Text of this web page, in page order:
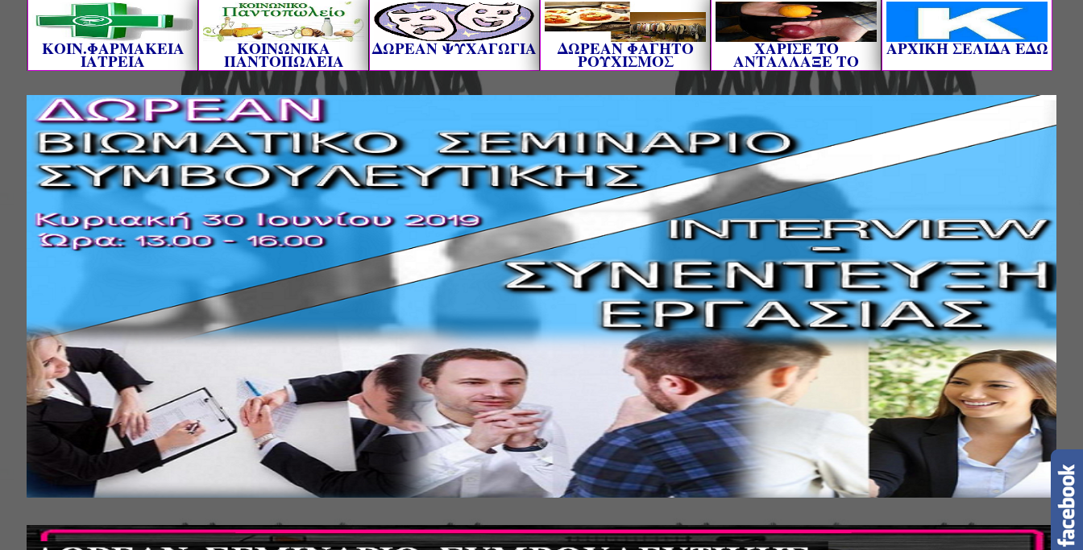
ΚΟΙΝ.ΦΑΡΜΑΚΕΙΑ
ΙΑΤΡΕΙΑ
ΚΟΙΝΩΝΙΚΑ
ΠΑΝΤΟΠΩΛΕΙΑ
ΔΩΡΕΑΝ ΨΥΧΑΓΩΓΙΑ ΔΩΡΕΑΝ ΦΑΓΗΤΟ
ΡΟΥΧΙΣΜΟΣ
ΧΑΡΙΣΕ ΤΟ
ΑΝΤΑΛΛΑΞΕ ΤΟ
AΡΧΙΚΗ ΣΕΛΙΔΑ ΕΔΩ